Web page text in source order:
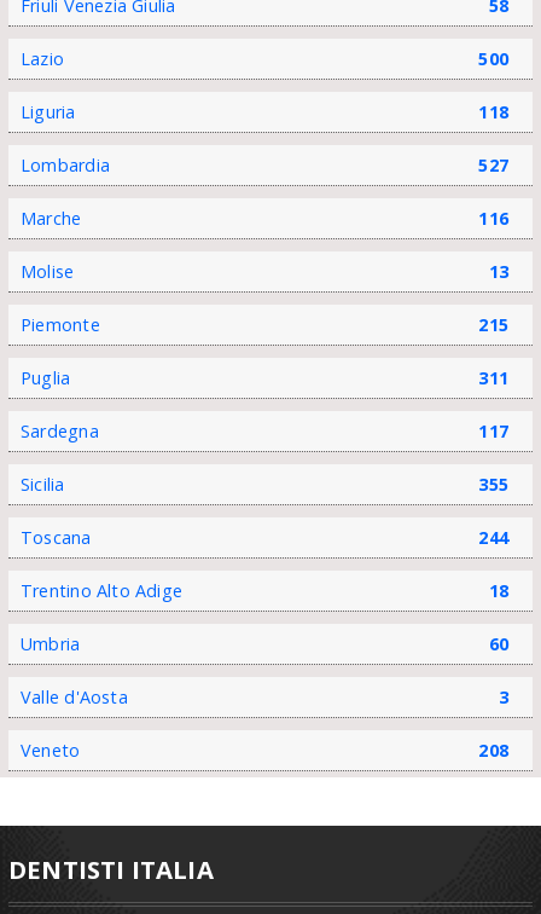
Friuli Venezia Giulia 58
Lazio 500
Liguria 118
Lombardia 527
Marche 116
Molise 13
Piemonte 215
Puglia 311
Sardegna 117
Sicilia 355
Toscana 244
Trentino Alto Adige 18
Umbria 60
Valle d'Aosta 3
Veneto 208
DENTISTI ITALIA